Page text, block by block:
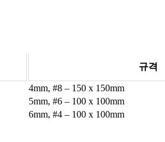
규격
4mm, #8 – 150 x 150mm
5mm, #6 – 100 x 100mm
6mm, #4 – 100 x 100mm